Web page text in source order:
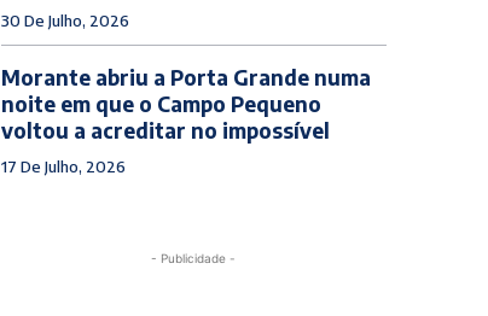
30 De Julho, 2026
Morante abriu a Porta Grande numa
noite em que o Campo Pequeno
voltou a acreditar no impossível
17 De Julho, 2026
- Publicidade -